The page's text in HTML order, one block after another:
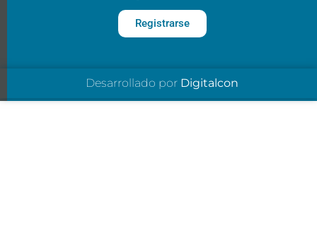
Registrarse
Desarrollado por Digitalcon